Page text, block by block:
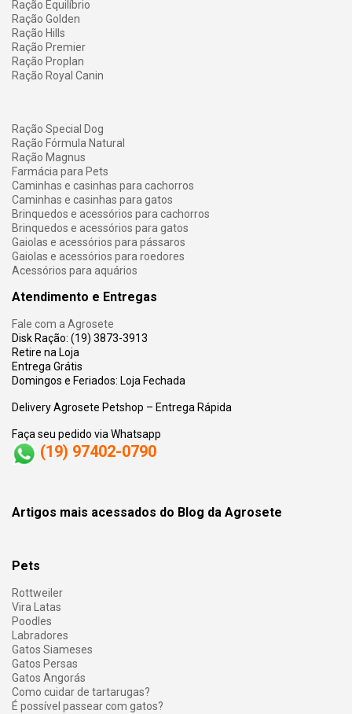
Ração Equilíbrio
Ração Golden
Ração Hills
Ração Premier
Ração Proplan
Ração Royal Canin
Ração Special Dog
Ração Fórmula Natural
Ração Magnus
Farmácia para Pets
Caminhas e casinhas para cachorros
Caminhas e casinhas para gatos
Brinquedos e acessórios para cachorros
Brinquedos e acessórios para gatos
Gaiolas e acessórios para pássaros
Gaiolas e acessórios para roedores
Acessórios para aquários
Atendimento e Entregas
Fale com a Agrosete
Disk Ração: (19) 3873-3913
Retire na Loja
Entrega Grátis
Domingos e Feriados: Loja Fechada
Delivery Agrosete Petshop – Entrega Rápida
Faça seu pedido via Whatsapp
(19) 97402-0790
Artigos mais acessados do Blog da Agrosete
Pets
Rottweiler
Vira Latas
Poodles
Labradores
Gatos Siameses
Gatos Persas
Gatos Angorás
Como cuidar de tartarugas?
É possível passear com gatos?